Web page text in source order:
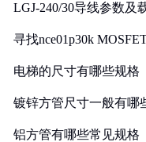
LGJ-240/30导线参数及
寻找nce01p30k
电梯的尺寸有哪些规格
镀锌方管尺寸一般有哪
铝方管有哪些常见规格